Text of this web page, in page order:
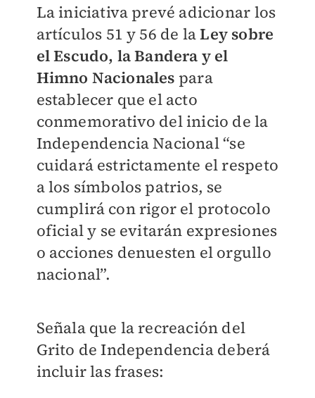
La iniciativa prevé adicionar los
artículos 51 y 56 de laLey sobre
el Escudo, la Bandera y el
Himno Nacionales para
establecer que el acto
conmemorativo del inicio de la
Independencia Nacional “se
cuidará estrictamente el respeto
a los símbolos patrios, se
cumplirá con rigor el protocolo
oficial y se evitarán expresiones
o acciones denuesten el orgullo
nacional”.
Señala que la recreación del
Grito de Independencia deberá
incluir las frases: